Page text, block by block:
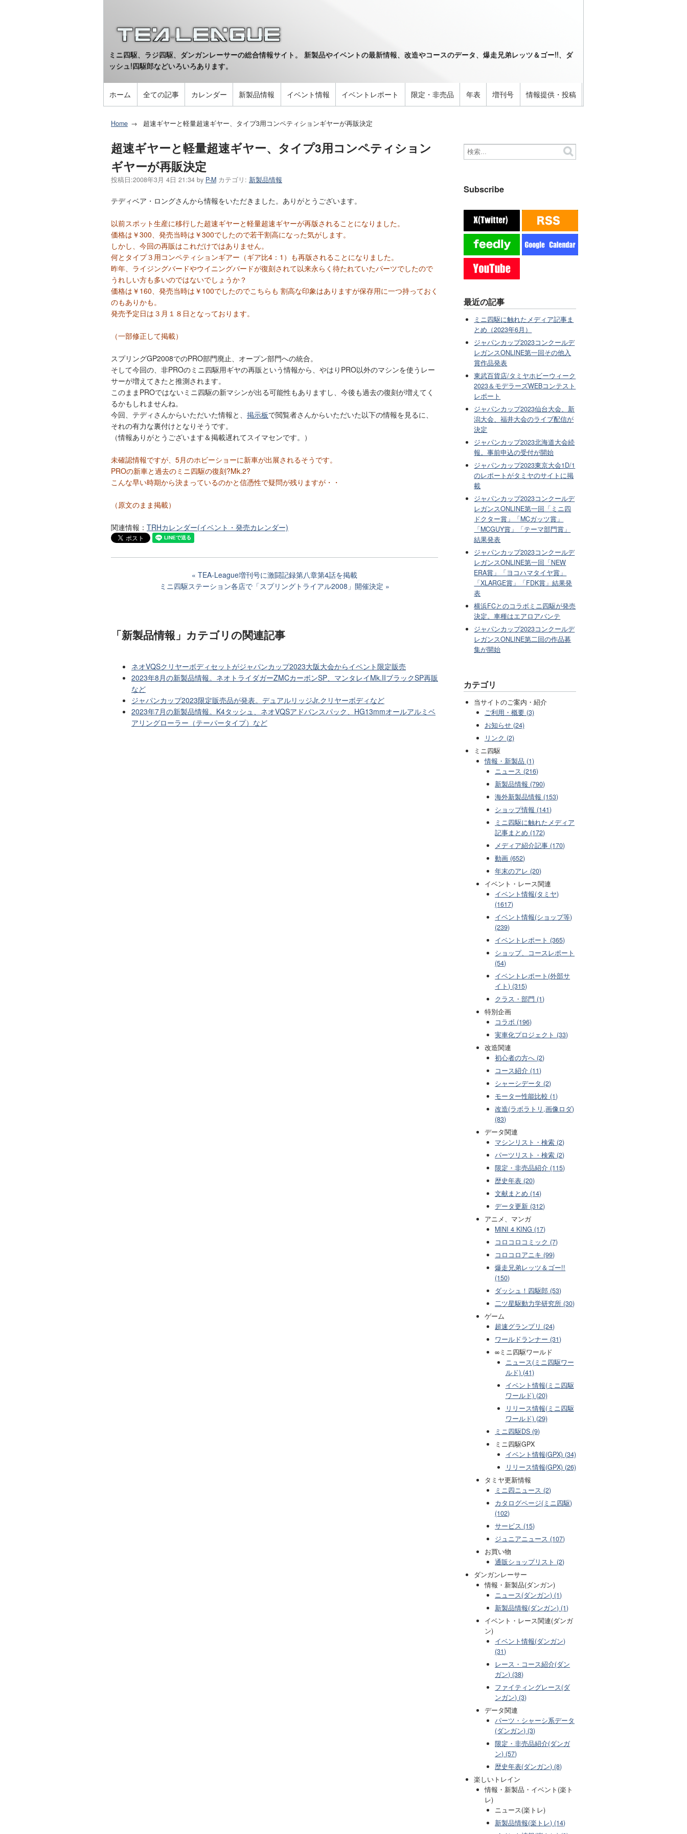
ミニ四駆、ラジ四駆、ダンガンレーサーの総合情報サイト。 新製品やイベントの最新情報、改造やコースのデータ、爆走兄弟レッツ＆ゴー!!、ダ
ッシュ!四駆郎などいろいろあります。
ホーム 全ての記事 カレンダー 新製品情報 イベント情報 イベントレポート 限定・非売品 年表 増刊号 情報提供・投稿
Home 超速ギヤーと軽量超速ギヤー、タイプ3用コンペティションギヤーが再販決定
超速ギヤーと軽量超速ギヤー、タイプ3用コンペティション
ギヤーが再販決定
投稿日:2008年3月 4日 21:34 by P-M カテゴリ: 新製品情報
テディベア・ロングさんから情報をいただきました。ありがとうございます。
以前スポット生産に移行した超速ギヤーと軽量超速ギヤーが再版されることになりました。
価格は￥300、発売当時は￥300でしたので若干割高になった気がします。
しかし、今回の再販はこれだけではありません。
何とタイプ３用コンペティションギアー（ギア比4：1）も再版されることになりました。
昨年、ライジングバードやウイニングバードが復刻されて以来永らく待たれていたパーツでしたので
うれしい方も多いのではないでしょうか？
価格は￥160、発売当時は￥100でしたのでこちらも 割高な印象はありますが保存用に一つ持っておく
のもありかも。
発売予定日は３月１８日となっております。
（一部修正して掲載）
スプリングGP2008でのPRO部門廃止、オープン部門への統合。
そして今回の、非PROのミニ四駆用ギヤの再販という情報から、やはりPRO以外のマシンを使うレー
サーが増えてきたと推測されます。
このままPROではないミニ四駆の新マシンが出る可能性もありますし、今後も過去の復刻が増えてく
るかもしれませんね。
今回、テディさんからいただいた情報と、 掲示板で閲覧者さんからいただいた以下の情報を見るに、
それの有力な裏付けとなりそうです。
（情報ありがとうございます＆掲載遅れてスイマセンです。）
未確認情報ですが、5月のホビーショーに新車が出展されるそうです。
PROの新車と過去のミニ四駆の復刻?Mk.2?
こんな早い時期から決まっているのかと信憑性で疑問が残りますが・・
（原文のまま掲載）
関連情報： TRHカレンダー(イベント・発売カレンダー)
TEA-League増刊号に激闘記録第八章第4話を掲載
ミニ四駆ステーション各店で「スプリングトライアル2008」開催決定
「新製品情報」カテゴリの関連記事
ネオVQSクリヤーボディセットがジャパンカップ2023大阪大会からイベント限定販売
2023年8月の新製品情報。ネオトライダガーZMCカーボンSP、マンタレイMk.IIブラックSP再販
など
ジャパンカップ2023限定販売品が発表。デュアルリッジJr.クリヤーボディなど
2023年7月の新製品情報。K4タッシュ、ネオVQSアドバンスパック、HG13mmオールアルミベ
アリングローラー（テーパータイプ）など
Subscribe
最近の記事
ミニ四駆に触れたメディア記事ま
とめ（2023年6月）
ジャパンカップ2023コンクールデ
レガンスONLINE第一回その他入
賞作品発表
東武百貨店/タミヤホビーウィーク
2023＆モデラーズWEBコンテスト
レポート
ジャパンカップ2023仙台大会、新
潟大会、福井大会のライブ配信が
決定
ジャパンカップ2023北海道大会続
報。事前申込の受付が開始
ジャパンカップ2023東京大会1D/1
のレポートがタミヤのサイトに掲
載
ジャパンカップ2023コンクールデ
レガンスONLINE第一回「ミニ四
ドクター賞」「MCガッツ賞」
「MCGUY賞」「テーマ部門賞」
結果発表
ジャパンカップ2023コンクールデ
レガンスONLINE第一回「NEW
ERA賞」「ヨコハマタイヤ賞」
「XLARGE賞」「FDK賞」結果発
表
横浜FCとのコラボミニ四駆が発売
決定。車種はエアロアバンテ
ジャパンカップ2023コンクールデ
レガンスONLINE第二回の作品募
集が開始
カテゴリ
当サイトのご案内・紹介
ご利用・概要 (3)
お知らせ (24)
リンク (2)
ミニ四駆
情報・新製品 (1)
ニュース (216)
新製品情報 (790)
海外新製品情報 (153)
ショップ情報 (141)
ミニ四駆に触れたメディア
記事まとめ (172)
メディア紹介記事 (170)
動画 (652)
年末のアレ (20)
イベント・レース関連
イベント情報(タミヤ)
(1617)
イベント情報(ショップ等)
(239)
イベントレポート (365)
ショップ、コースレポート
(54)
イベントレポート(外部サ
イト) (315)
クラス・部門 (1)
特別企画
コラボ (196)
実車化プロジェクト (33)
改造関連
初心者の方へ (2)
コース紹介 (11)
シャーシデータ (2)
モーター性能比較 (1)
改造(ラボラトリ,画像ロダ)
(83)
データ関連
マシンリスト・検索 (2)
パーツリスト・検索 (2)
限定・非売品紹介 (115)
歴史年表 (20)
文献まとめ (14)
データ更新 (312)
アニメ、マンガ
MINI 4 KING (17)
コロコロコミック (7)
コロコロアニキ (99)
爆走兄弟レッツ＆ゴー!!
(150)
ダッシュ！四駆郎 (53)
二ツ星駆動力学研究所 (30)
ゲーム
超速グランプリ (24)
ワールドランナー (31)
∞ミニ四駆ワールド
ニュース(ミニ四駆ワー
ルド) (41)
イベント情報(ミニ四駆
ワールド) (20)
リリース情報(ミニ四駆
ワールド) (29)
ミニ四駆DS (9)
ミニ四駆GPX
イベント情報(GPX) (34)
リリース情報(GPX) (26)
タミヤ更新情報
ミニ四ニュース (2)
カタログページ(ミニ四駆)
(102)
サービス (15)
ジュニアニュース (107)
お買い物
通販ショップリスト (2)
ダンガンレーサー
情報・新製品(ダンガン)
ニュース(ダンガン) (1)
新製品情報(ダンガン) (1)
イベント・レース関連(ダンガ
ン)
イベント情報(ダンガン)
(31)
レース・コース紹介(ダン
ガン) (38)
ファイティングレース(ダ
ンガン) (3)
データ関連
パーツ・シャーシ系データ
(ダンガン) (3)
限定・非売品紹介(ダンガ
ン) (57)
歴史年表(ダンガン) (8)
楽しいトレイン
情報・新製品・イベント(楽ト
レ)
ニュース(楽トレ)
新製品情報(楽トレ) (14)